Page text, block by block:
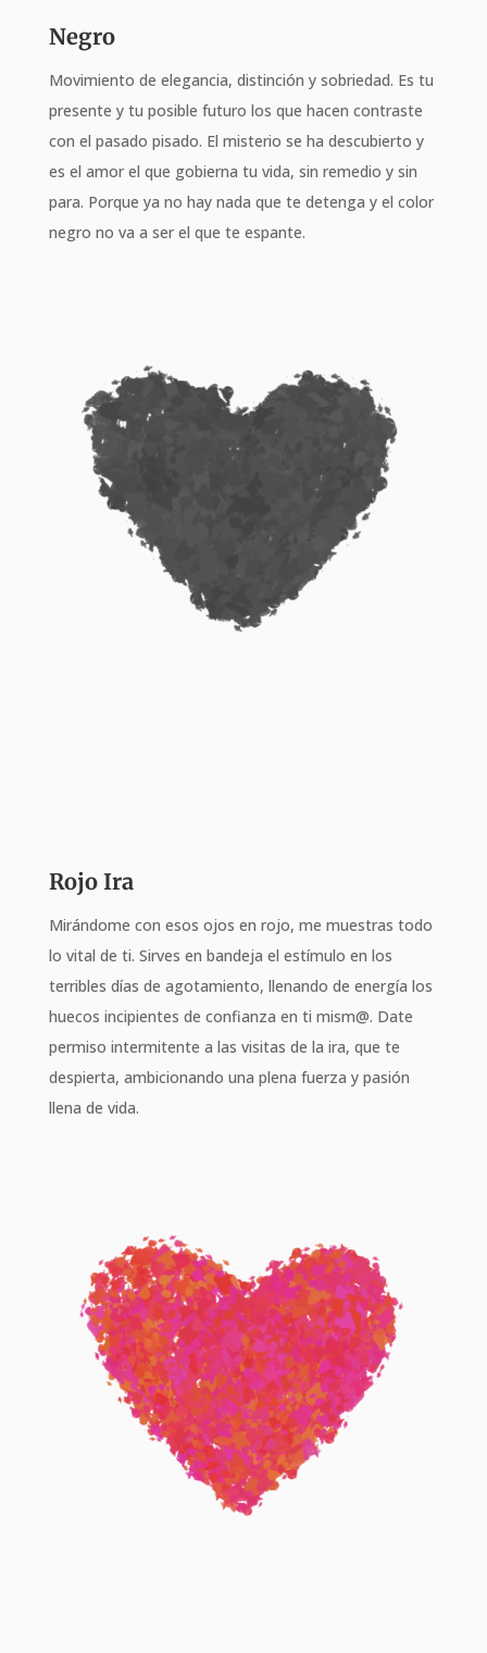
Negro
Movimiento de elegancia, distinción y sobriedad. Es tu
presente y tu posible futuro los que hacen contraste
con el pasado pisado. El misterio se ha descubierto y
es el amor el que gobierna tu vida, sin remedio y sin
para. Porque ya no hay nada que te detenga y el color
negro no va a ser el que te espante.
Rojo Ira
Mirándome con esos ojos en rojo, me muestras todo
lo vital de ti. Sirves en bandeja el estímulo en los
terribles días de agotamiento, llenando de energía los
huecos incipientes de confianza en ti mism@. Date
permiso intermitente a las visitas de la ira, que te
despierta, ambicionando una plena fuerza y pasión
llena de vida.